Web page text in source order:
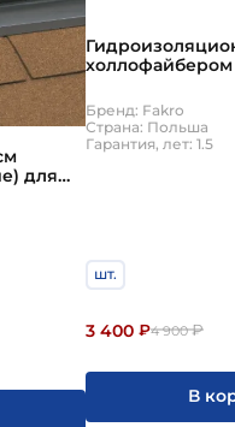
для
холлофайбером
Бренд: Fakro
Страна: Польша
Гарантия, лет: 1.5
шт.
3 400 ₽4 900₽
В